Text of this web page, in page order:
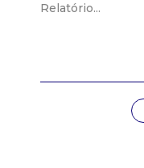
Relatório...